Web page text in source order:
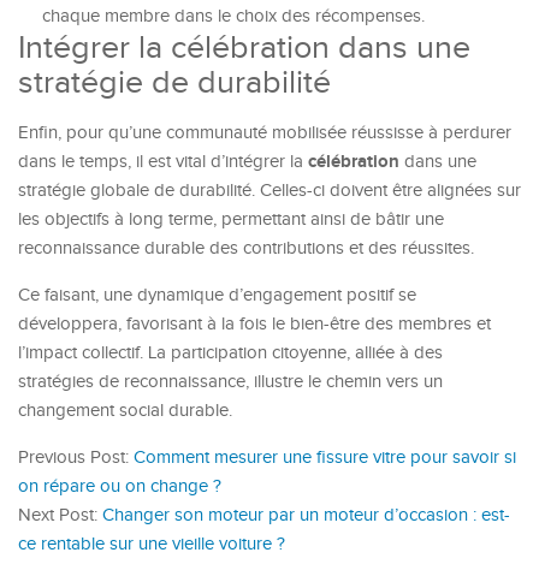
chaque membre dans le choix des récompenses.
Intégrer la célébration dans une
stratégie de durabilité
Enfin, pour qu’une communauté mobilisée réussisse à perdurer
dans le temps, il est vital d’intégrer la célébration dans une
stratégie globale de durabilité. Celles-ci doivent être alignées sur
les objectifs à long terme, permettant ainsi de bâtir une
reconnaissance durable des contributions et des réussites.
Ce faisant, une dynamique d’engagement positif se
développera, favorisant à la fois le bien-être des membres et
l’impact collectif. La participation citoyenne, alliée à des
stratégies de reconnaissance, illustre le chemin vers un
changement social durable.
Previous Post: Comment mesurer une fissure vitre pour savoir si
on répare ou on change ?
Next Post: Changer son moteur par un moteur d’occasion : est-
ce rentable sur une vieille voiture ?